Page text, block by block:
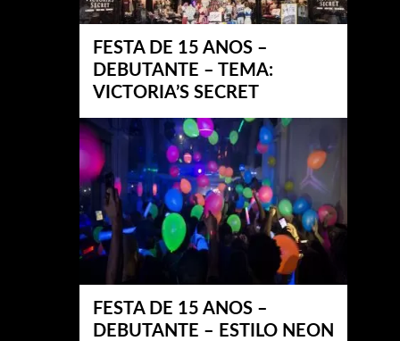
FESTA DE 15 ANOS –
DEBUTANTE – TEMA:
VICTORIA’S SECRET
FESTA DE 15 ANOS –
DEBUTANTE – ESTILO NEON